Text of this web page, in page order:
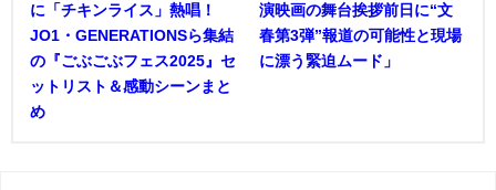
に「チキンライス」熱唱！
JO1・GENERATIONSら集結
の『ごぶごぶフェス2025』セ
ットリスト＆感動シーンまと
め
演映画の舞台挨拶前日に“文
春第3弾”報道の可能性と現場
に漂う緊迫ムード」